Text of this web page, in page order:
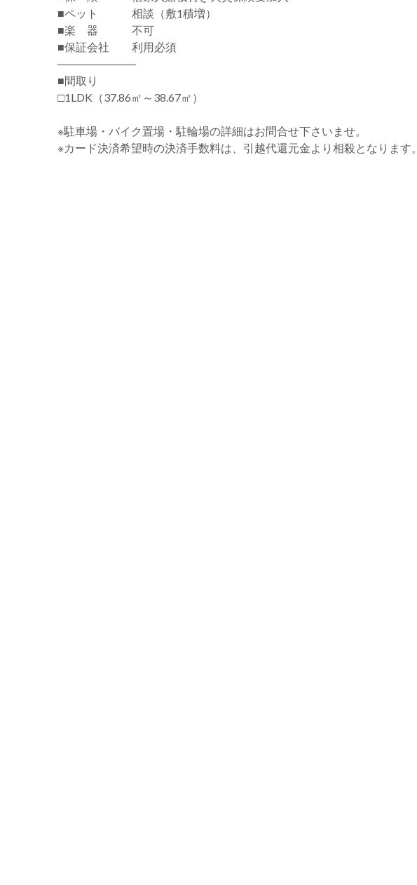
■ペット 相談（敷1積増）
■楽 器 不可
■保証会社 利用必須
―――――――
■間取り
□1LDK（37.86㎡～38.67㎡）
※駐車場・バイク置場・駐輪場の詳細はお問合せ下さいませ。
※カード決済希望時の決済手数料は、引越代還元金より相殺となります。